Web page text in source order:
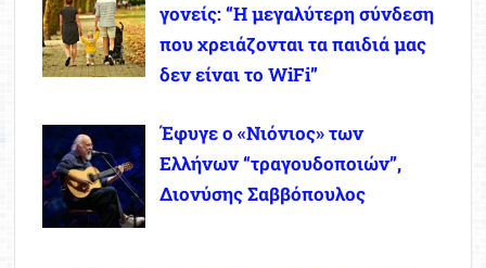
γονείς: “Η μεγαλύτερη σύνδεση
που χρειάζονται τα παιδιά μας
δεν είναι το WiFi”
Έφυγε ο «Νιόνιος» των
Ελλήνων “τραγουδοποιών”,
Διονύσης Σαββόπουλος